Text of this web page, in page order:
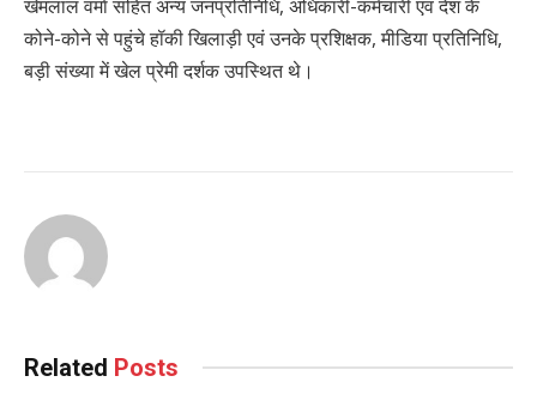
खेमलाल वर्मा सहित अन्य जनप्रतिनिधि, अधिकारी-कर्मचारी एवं देश के
कोने-कोने से पहुंचे हॉकी खिलाड़ी एवं उनके प्रशिक्षक, मीडिया प्रतिनिधि,
बड़ी संख्या में खेल प्रेमी दर्शक उपस्थित थे।
Related Posts